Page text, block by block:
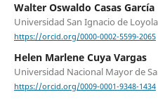
Walter Oswaldo Casas García
Universidad San Ignacio de Loyola
https://orcid.org/0000-0002-5599-2065
Helen Marlene Cuya Vargas
Universidad Nacional Mayor de
https://orcid.org/0009-0001-9348-1434